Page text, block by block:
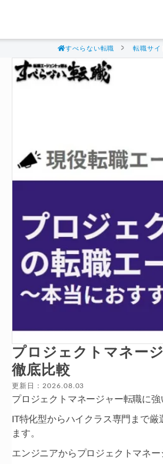
すべらない転職 転職サイ
プロジェクトマネー
徹底比較
更新日：2026.08.03
プロジェクトマネージャー転職に
IT特化型からハイクラス専門まで
ます。
エンジニアからプロジェクトマネ